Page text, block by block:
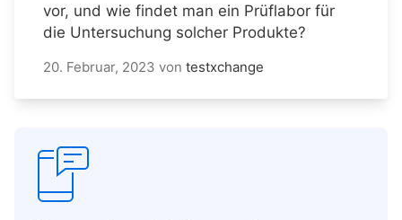
vor, und wie findet man ein Prüflabor für
die Untersuchung solcher Produkte?
20. Februar, 2023 von testxchange